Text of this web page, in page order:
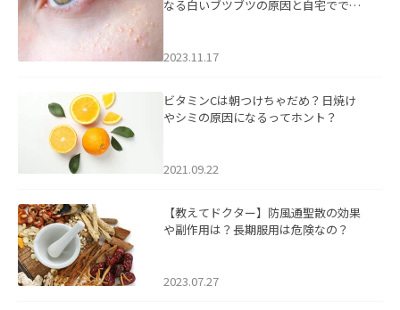
なる白いブツブツの原因と自宅ででき
2023.11.17
ビタミンCは朝つけちゃだめ？日焼け
やシミの原因になるってホント？
2021.09.22
【教えてドクター】防風通聖散の効果
や副作用は？長期服用は危険なの？
2023.07.27